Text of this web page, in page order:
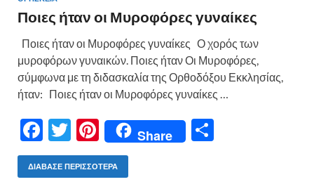
Ποιες ήταν οι Μυροφόρες γυναίκες
Ποιες ήταν οι Μυροφόρες γυναίκες Ο χορός των
μυροφόρων γυναικών. Ποιες ήταν Οι Μυροφόρες,
σύμφωνα με τη διδασκαλία της Ορθοδόξου Εκκλησίας,
ήταν: Ποιες ήταν οι Μυροφόρες γυναίκες …
F
ac
e
T
w
itt
Pi
nt
er
Share
ΔΙΆΒΑΣΕ ΠΕΡΙΣΣΌΤΕΡΑ